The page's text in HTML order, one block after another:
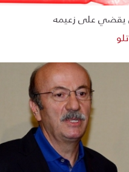
يقضي على زعيمه